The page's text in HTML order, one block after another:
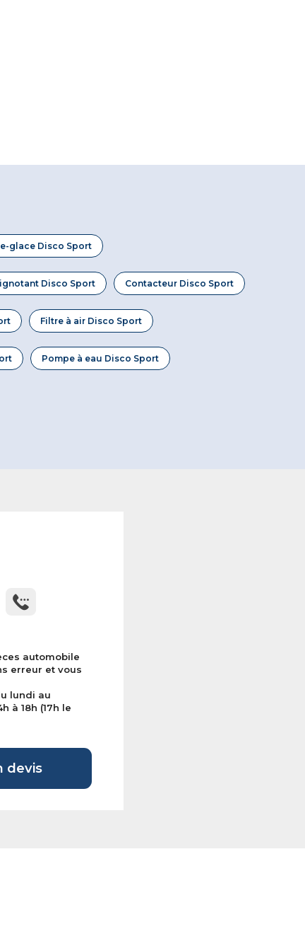
glace Disco Sport
Disco Sport Contacteur Disco Sport
Filtre à air Disco Sport
Pompe à eau Disco Sport
automobile
erreur et vous
lundi au
à 18h (17h le
devis